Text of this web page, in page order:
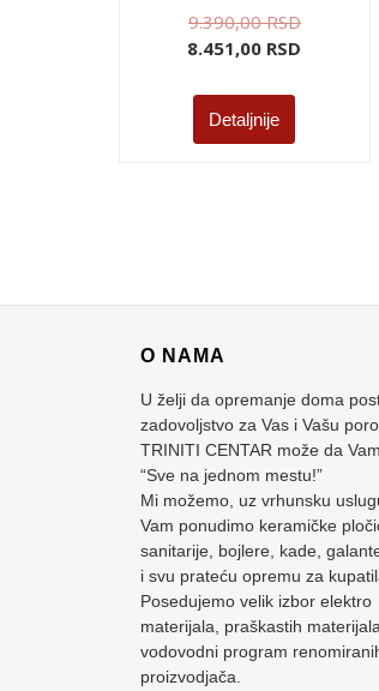
9.390,00RSD
8.451,00 RSD
Detaljnije
O NAMA
U želji da opremanje doma
zadovoljstvo za Vas i Vašu
TRINITI CENTAR može da
“Sve na jednom mestu!”
Mi možemo, uz vrhunsku
Vam ponudimo keramičke
sanitarije, bojlere, kade,
i svu prateću opremu za
Posedujemo velik izbor elektro
materijala, praškastih
vodovodni program
proizvodjača.